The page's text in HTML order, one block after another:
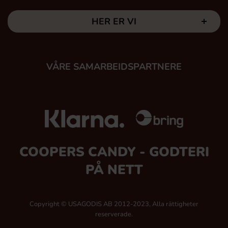
HER ER VI
VÅRE SAMARBEIDSPARTNERE
COOPERS CANDY - GODTERI
PÅ NETT
Copyright © USAGODIS AB 2012-2023, Alla rättigheter
reserverade.